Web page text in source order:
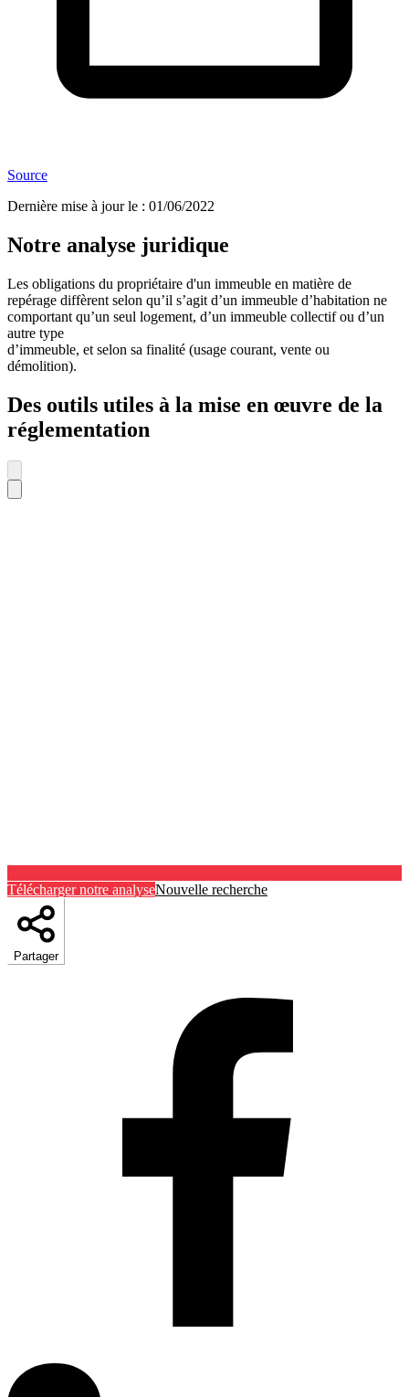
Source
Dernière mise à jour le : 01/06/2022
Notre analyse juridique
Les obligations du propriétaire d'un immeuble en matière de
repérage diffèrent selon qu’il s’agit d’un immeuble d’habitation ne
comportant qu’un seul logement, d’un immeuble collectif ou d’un
autre type
d’immeuble, et selon sa finalité (usage courant, vente ou
démolition).
Des outils utiles à la mise en œuvre de la
réglementation
Télécharger notre analyseNouvelle recherche
Partager